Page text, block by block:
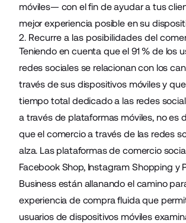
móviles— con el fin de ayudar a tus
mejor experiencia posible en su
2. Recurre a las posibilidades del
Teniendo en cuenta que el 91 % de los
redes sociales se relacionan con los
través de sus dispositivos móviles y
tiempo total dedicado a las redes
a través de plataformas móviles, no es
que el comercio a través de las redes
alza. Las plataformas de comercio
Facebook Shop, Instagram Shopping y
Businessestán allanando el camino
experiencia de compra fluida que
usuarios de dispositivos móviles